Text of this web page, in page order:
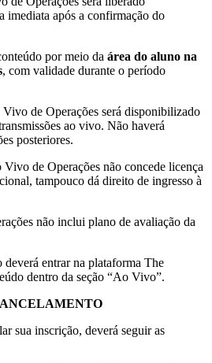
imediata após a confirmação do
por meio da área do aluno na
, com validade durante o período
de Operações será disponibilizado
ao vivo. Não haverá
posteriores.
Vivo de Operações não concede licença
tampouco dá direito de ingresso à
não inclui plano de avaliação da
deverá entrar na plataforma The
dentro da seção “Ao Vivo”.
sua inscrição, deverá seguir as